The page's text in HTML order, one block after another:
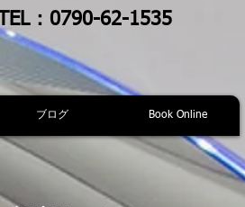
：0790-62-1535
ブログ Book Online